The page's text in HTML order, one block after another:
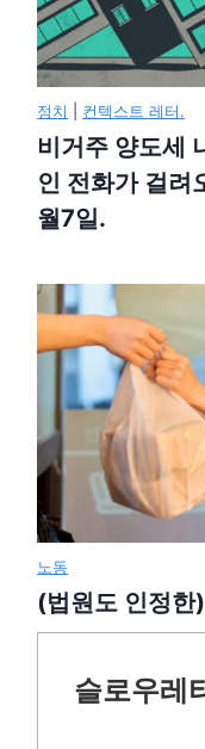
정치 컨텍스트 레터.
비거주 양도세
인 전화가 걸려
월7일.
노동
(법원도 인정한
슬로우레